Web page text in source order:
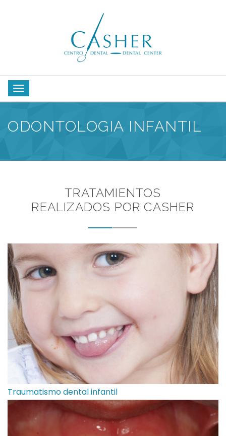
ODONTOLOGIA INFANTIL
TRATAMIENTOS
REALIZADOS POR CASHER
Traumatismo dental infantil